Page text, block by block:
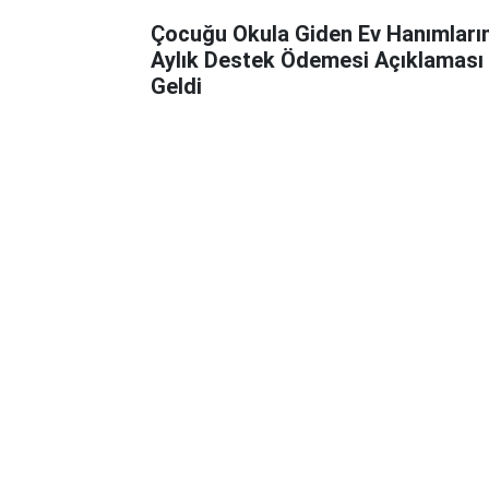
Çocuğu Okula Giden Ev
Aylık Destek Ödemesi Açıklaması
Geldi